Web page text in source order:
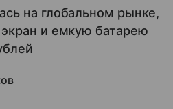
на глобальном рынке,
и емкую батарею